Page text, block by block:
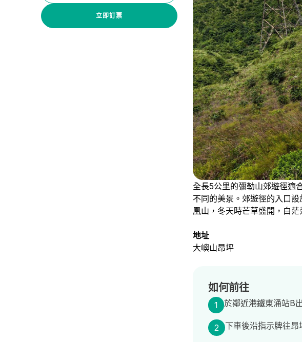
立即訂票
全長5公里的彌勒山郊遊徑適
不同的美景。郊遊徑的入口
凰山，冬天時芒草盛開，白茫
地址
大嶼山昂坪
如何前往
1 於鄰近港鐵東涌站B
2 下車後沿指示牌往昂